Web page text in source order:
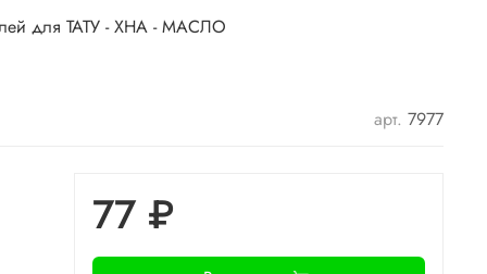
для ТАТУ - ХНА - МАСЛО
арт. 7977
77 ₽